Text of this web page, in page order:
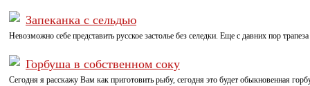
Запеканка с сельдью
Невозможно себе представить русское застолье без селедки. Еще с давних пор
Горбуша в собственном соку
Сегодня я расскажу Вам как приготовить рыбу, сегодня это будет обыкновенная